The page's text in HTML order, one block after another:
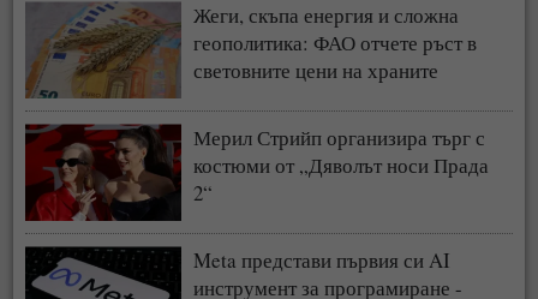
Жеги, скъпа енергия и сложна
геополитика: ФАО отчете ръст в
световните цени на храните
Мерил Стрийп организира търг с
костюми от „Дяволът носи Прада
2“
Meta представи първия си AI
инструмент за програмиране -